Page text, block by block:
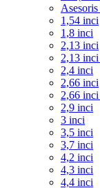
1,54 inci
1,8 inci
2,13 inci
2,13
2,4 inci
2,66 inci
2,66
2,9 inci
3 inci
3,5 inci
3,7 inci
4,2 inci
4,3 inci
4,4 inci